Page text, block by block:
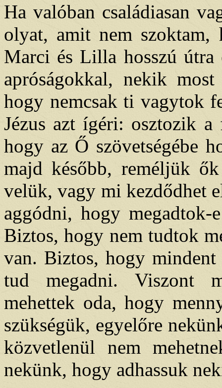
Ha valóban családiasan
olyat, amit nem szoktam,
Marci és Lilla hosszú útra
apróságokkal, nekik
hogy nemcsak ti vagytok
Jézus azt ígéri: osztozik a
hogy az Ő szövetségébe
majd később, reméljük
velük, vagy mi kezdődhet
aggódni, hogy megadtok-
Biztos, hogy nem tudtok
van. Biztos, hogy mindent
tud megadni. Viszont
mehettek oda, hogy
szükségük, egyelőre
közvetlenül nem
nekünk, hogy adhassuk